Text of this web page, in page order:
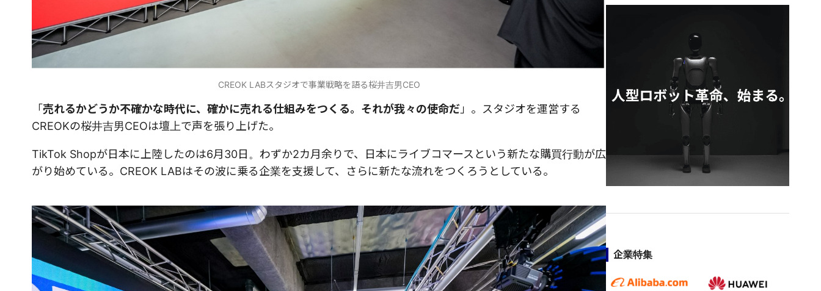
CREOK LABスタジオで事業戦略を語る桜井吉男CEO
「 売れるかどうか不確かな時代に、確かに売れる仕組みをつくる。それが我々の使命だ」。スタジオを運営する
CREOKの桜井吉男CEOは壇上で声を張り上げた。
TikTok Shopが日本に上陸したのは6月30日。わずか2カ月余りで、日本にライブコマースという新たな購買行動が広
がり始めている。CREOK LABはその波に乗る企業を支援して、さらに新たな流れをつくろうとしている。
企業特集